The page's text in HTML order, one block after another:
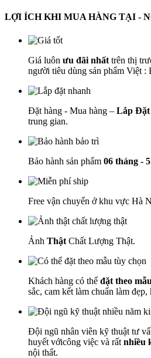
LỢI ÍCH KHI MUA HÀNG TẠI -
Giá luôn ưu đãi nhất trên thị
người tiêu dùng sản phẩm Việt :
Đặt hàng - Mua hàng – Lắp Đặt
trung gian.
Bảo hành sản phẩm 06 tháng -
Free vận chuyển ở khu vực Hà
Ảnh Thật Chất Lượng Thật.
Khách hàng có thể đặt theo mẫu
sắc, cam kết làm chuẩn làm
Đội ngũ nhân viên kỹ thuật tư
huyết vớicông việc và rất nhiều
nội thất.